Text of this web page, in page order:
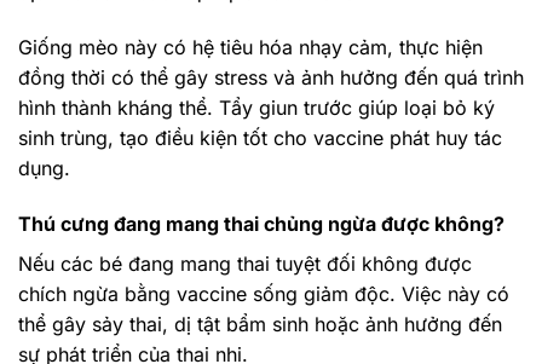
Giống mèo này có hệ tiêu hóa nhạy cảm, thực hiện
đồng thời có thể gây stress và ảnh hưởng đến quá trình
hình thành kháng thể. Tẩy giun trước giúp loại bỏ ký
sinh trùng, tạo điều kiện tốt cho vaccine phát huy tác
dụng.
Thú cưng đang mang thai chủng ngừa được không?
Nếu các bé đang mang thai tuyệt đối không được
chích ngừa bằng vaccine sống giảm độc. Việc này có
thể gây sảy thai, dị tật bẩm sinh hoặc ảnh hưởng đến
sự phát triển của thai nhi.